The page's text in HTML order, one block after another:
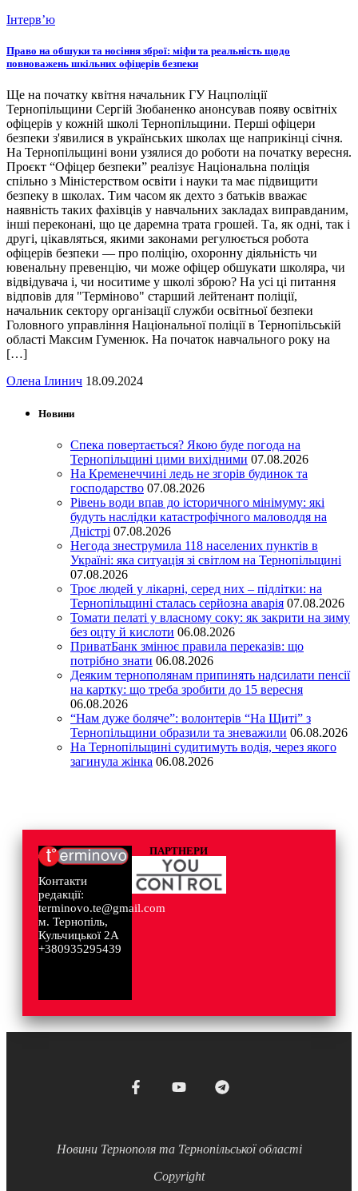
Інтерв’ю
Право на обшуки та носіння зброї: міфи та реальність щодо
повноважень шкільних офіцерів безпеки
Ще на початку квітня начальник ГУ Нацполіції
Тернопільщини Сергій Зюбаненко анонсував появу освітніх
офіцерів у кожній школі Тернопільщини. Перші офіцери
безпеки з'явилися в українських школах ще наприкінці січня.
На Тернопільщині вони узялися до роботи на початку вересня.
Проєкт “Офіцер безпеки” реалізує Національна поліція
спільно з Міністерством освіти і науки та має підвищити
безпеку в школах. Тим часом як дехто з батьків вважає
наявність таких фахівців у навчальних закладах виправданим,
інші переконані, що це даремна трата грошей. Та, як одні, так і
другі, цікавляться, якими законами регулюється робота
офіцерів безпеки — про поліцію, охоронну діяльність чи
ювенальну превенцію, чи може офіцер обшукати школяра, чи
відвідувача і, чи носитиме у школі зброю? На усі ці питання
відповів для "Терміново" старший лейтенант поліції,
начальник сектору організації служби освітньої безпеки
Головного управління Національної поліції в Тернопільській
області Максим Гуменюк. На початок навчального року на
[…]
Олена Ілинич 18.09.2024
Новини
Спека повертається? Якою буде погода на
Тернопільщині цими вихідними 07.08.2026
На Кременеччині ледь не згорів будинок та
господарство 07.08.2026
Рівень води впав до історичного мінімуму: які
будуть наслідки катастрофічного маловоддя на
Дністрі 07.08.2026
Негода знеструмила 118 населених пунктів в
Україні: яка ситуація зі світлом на Тернопільщині
07.08.2026
Троє людей у лікарні, серед них – підлітки: на
Тернопільщині сталась серйозна аварія 07.08.2026
Томати пелаті у власному соку: як закрити на зиму
без оцту й кислоти 06.08.2026
ПриватБанк змінює правила переказів: що
потрібно знати 06.08.2026
Деяким тернополянам припинять надсилати пенсії
на картку: що треба зробити до 15 вересня
06.08.2026
“Нам дуже боляче”: волонтерів “На Щиті” з
Тернопільщини образили та зневажили 06.08.2026
На Тернопільщині судитимуть водія, через якого
загинула жінка 06.08.2026
Контакти
редакції:
terminovo.te@gmail.com
м. Тернопіль,
Кульчицької 2А
+380935295439
ПАРТНЕРИ
Новини Тернополя та Тернопільської області
Copyright